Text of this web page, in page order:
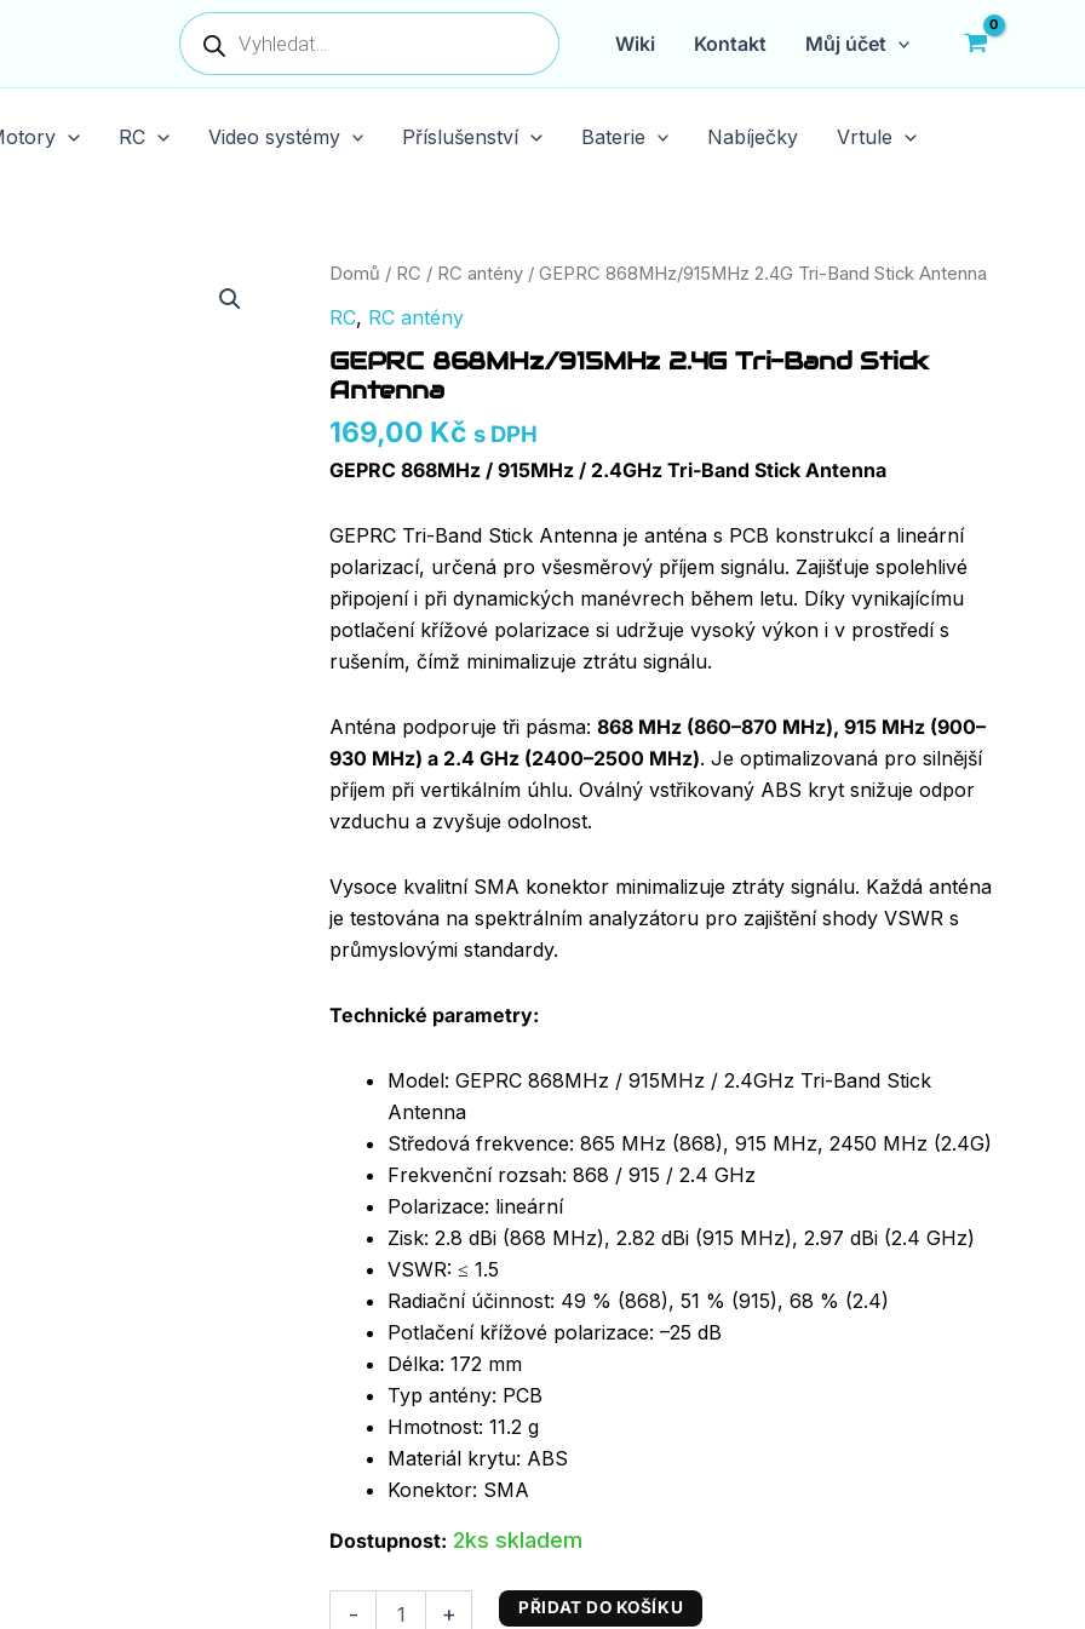
Products
search
Wiki Kontakt Můj účet
RC Video systémy Příslušenství Baterie Nabíječky Vrtule
Domů / RC / RC antény / GEPRC 868MHz/915MHz 2.4G Tri-Band Stick Antenna
RC, RC antény
GEPRC 868MHz/915MHz 2.4G Tri-Band Stick
Antenna
169,00 Kč s DPH
GEPRC 868MHz / 915MHz / 2.4GHz Tri-Band Stick Antenna
GEPRC Tri-Band Stick Antenna je anténa s PCB konstrukcí a lineární
polarizací, určená pro všesměrový příjem signálu. Zajišťuje spolehlivé
připojení i při dynamických manévrech během letu. Díky vynikajícímu
potlačení křížové polarizace si udržuje vysoký výkon i v prostředí s
rušením, čímž minimalizuje ztrátu signálu.
Anténa podporuje tři pásma: 868 MHz (860–870 MHz), 915 MHz (900–
930 MHz) a 2.4 GHz (2400–2500 MHz). Je optimalizovaná pro silnější
příjem při vertikálním úhlu. Oválný vstřikovaný ABS kryt snižuje odpor
vzduchu a zvyšuje odolnost.
Vysoce kvalitní SMA konektor minimalizuje ztráty signálu. Každá anténa
je testována na spektrálním analyzátoru pro zajištění shody VSWR s
průmyslovými standardy.
Technické parametry:
Model: GEPRC 868MHz / 915MHz / 2.4GHz Tri-Band Stick
Antenna
Středová frekvence: 865 MHz (868), 915 MHz, 2450 MHz (2.4G)
Frekvenční rozsah: 868 / 915 / 2.4 GHz
Polarizace: lineární
Zisk: 2.8 dBi (868 MHz), 2.82 dBi (915 MHz), 2.97 dBi (2.4 GHz)
VSWR: ≤ 1.5
Radiační účinnost: 49 % (868), 51 % (915), 68 % (2.4)
Potlačení křížové polarizace: –25 dB
Délka: 172 mm
Typ antény: PCB
Hmotnost: 11.2 g
Materiál krytu: ABS
Konektor: SMA
Dostupnost: 2ks skladem
-
GEPRC
2.4G
Band
Stick
množství
+ PŘIDAT DO KOŠÍKU